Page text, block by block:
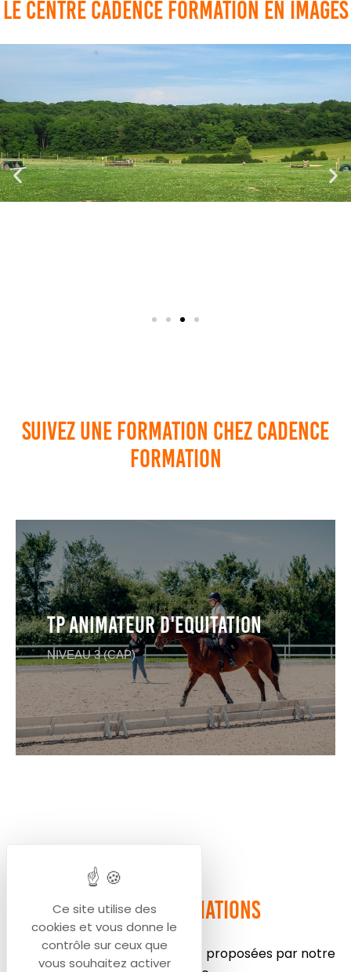
Le centre cadence formation en images
Suivez une formation chez cadence
formation
TP Animateur d'Equitation
NIVEAU 3 (CAP)
Plus de formations
Consultez d’autres formations proposées par notre
Ce site utilise des
cookies et vous donne le
contrôle sur ceux que
vous souhaitez activer